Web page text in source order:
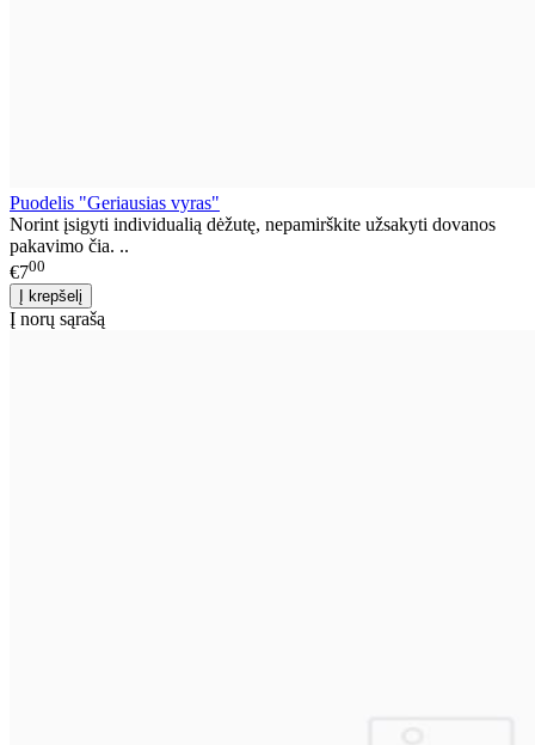
Puodelis "Geriausias vyras"
Norint įsigyti individualią dėžutę, nepamirškite užsakyti dovanos
pakavimo čia. ..
€700
Į norų sąrašą